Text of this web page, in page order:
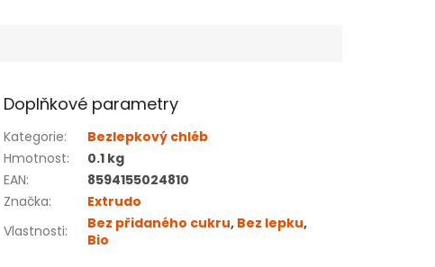
Doplňkové parametry
Kategorie:
Bezlepkový chléb
Hmotnost:
0.1 kg
EAN:
8594155024810
Značka:
Extrudo
Vlastnosti: Bez přidaného cukru, Bez lepku,
Bio